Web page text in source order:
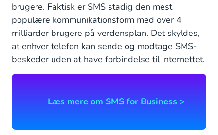
brugere. Faktisk er SMS stadig den mest
populære kommunikationsform med over 4
milliarder brugere på verdensplan. Det skyldes,
at enhver telefon kan sende og modtage SMS-
beskeder uden at have forbindelse til internettet.
Læs mere om SMS for Business >